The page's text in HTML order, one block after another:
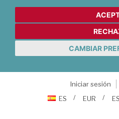
CAMBIAR
Iniciar sesión
ES
EUR